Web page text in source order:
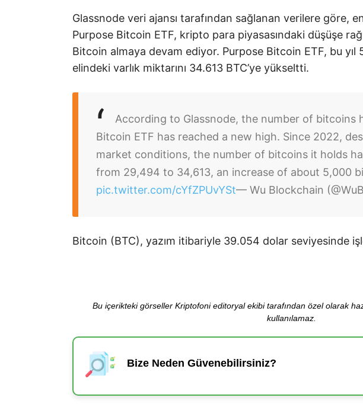
Glassnode veri ajansı tarafından sağlanan verilere göre,
Purpose Bitcoin ETF, kripto para piyasasındaki düşüşe
Bitcoin almaya devam ediyor. Purpose Bitcoin ETF, bu yıl
elindeki varlık miktarını 34.613 BTC’ye yükseltti.
According to Glassnode, the number of bitcoins
Bitcoin ETF has reached a new high. Since 2022,
market conditions, the number of bitcoins it holds
from 29,494 to 34,613, an increase of about 5,000
pic.twitter.com/cYfZPUvYSt— Wu Blockchain
Bitcoin (BTC), yazım itibariyle 39.054 dolar seviyesinde
Bu içerikteki görseller Kriptofoni editoryal ekibi tarafından özel olarak
kullanılamaz.
Bize Neden Güvenebilirsiniz?